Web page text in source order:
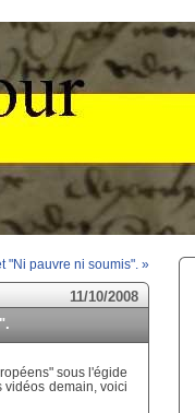
"Ni pauvre ni soumis". »
11/10/2008
sous l'égide
vidéos demain, voici